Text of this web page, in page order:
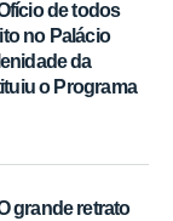
de todos
no Palácio
da
o Programa
grande retrato